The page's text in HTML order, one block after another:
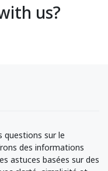
us?
questions sur le
des informations
astuces basées sur des